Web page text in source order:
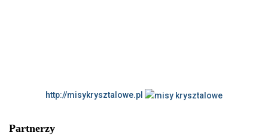
http://misykrysztalowe.pl
Partnerzy